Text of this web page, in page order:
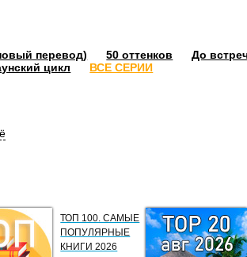
перевод) 50 оттенков До
цикл ВСЕ СЕРИИ
ТОП 100. САМЫЕ
ПОПУЛЯРНЫЕ
КНИГИ 2026